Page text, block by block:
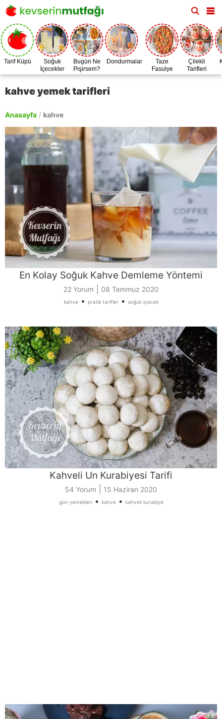
Tarif Küpü
Soğuk
İçecekler
Bugün Ne
Pişirsem?
Dondurmalar
Taze
Fasulye
Zamanı
Çilekli
Tarifleri
kahve yemek tarifleri
Anasayfa / kahve
En Kolay Soğuk Kahve Demleme Yöntemi
22 Yorum 08 Temmuz 2020
kahve• pratik tarifler• soğuk içecek
Kahveli Un Kurabiyesi Tarifi
54 Yorum 15 Haziran 2020
gün yemekleri• kahve• kahveli kurabiye